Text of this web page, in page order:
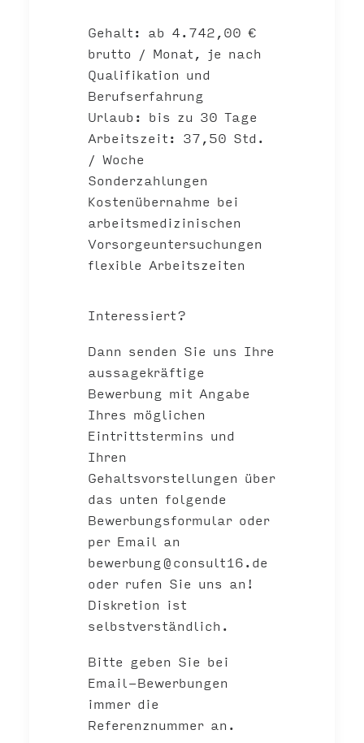
Gehalt: ab 4.742,00 €
brutto / Monat, je nach
Qualifikation und
Berufserfahrung
Urlaub: bis zu 30 Tage
Arbeitszeit: 37,50 Std.
/ Woche
Sonderzahlungen
Kostenübernahme bei
arbeitsmedizinischen
Vorsorgeuntersuchungen
flexible Arbeitszeiten
Interessiert?
Dann senden Sie uns Ihre
aussagekräftige
Bewerbung mit Angabe
Ihres möglichen
Eintrittstermins und
Ihren
Gehaltsvorstellungen über
das unten folgende
Bewerbungsformular oder
per Email an
bewerbung@consult16.de
oder rufen Sie uns an!
Diskretion ist
selbstverständlich.
Bitte geben Sie bei
Email-Bewerbungen
immer die
Referenznummer an.